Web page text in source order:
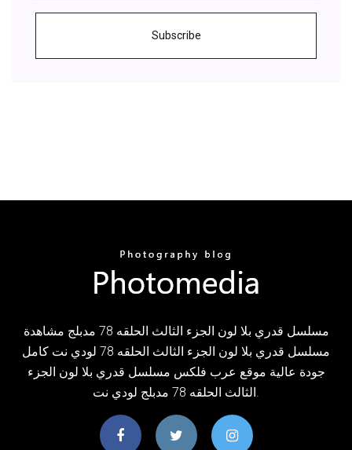
Subscribe
مسلسل قدري بلا لون الجزء الثالث الحلقه 78 مدبلج مشاهدة
مسلسل قدري بلا لون الجزء الثالث الحلقه 78 لودي نت كامل
جودة عالية موقع عرب فلكس مسلسل قدري بلا لون الجزء